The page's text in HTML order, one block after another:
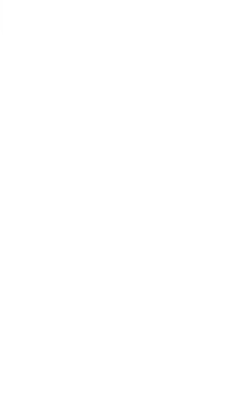
هند صبري البطلة.
الرجل، خلطة